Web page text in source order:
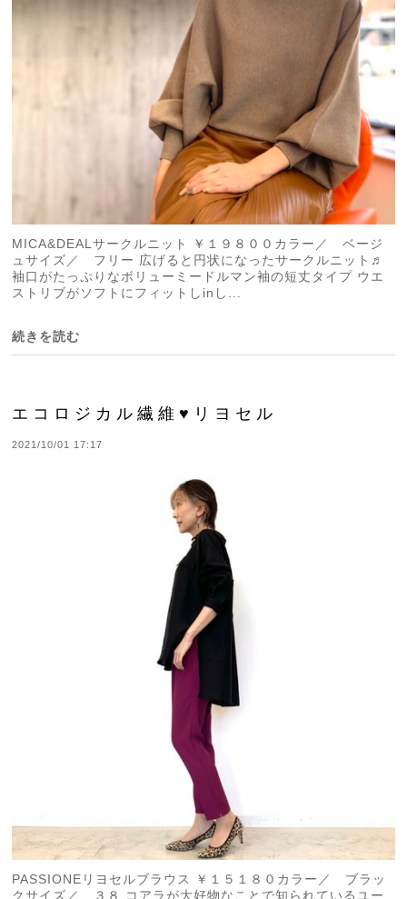
MICA&DEALサークルニット ￥１９８００カラー／ ベージ
ュサイズ／ フリー 広げると円状になったサークルニット♬
袖口がたっぷりなボリューミードルマン袖の短丈タイプ ウエ
ストリブがソフトにフィットしinし...
続きを読む
エコロジカル繊維♥リヨセル
2021/10/01 17:17
PASSIONEリヨセルブラウス ￥１５１８０カラー／ ブラッ
クサイズ／ ３８ コアラが大好物なことで知られているユー